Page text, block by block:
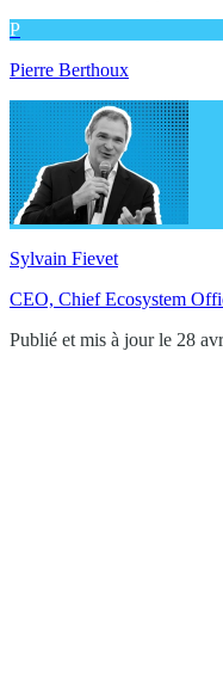
P
Pierre Berthoux
Sylvain Fievet
CEO, Chief Ecosystem
Publié et mis à jour le 28